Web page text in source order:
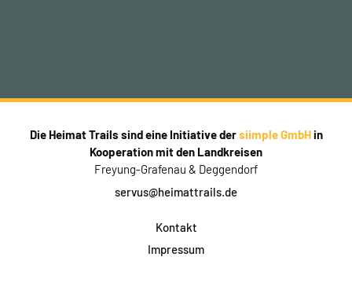
Die Heimat Trails sind eine Initiative dersiimple GmbHin
Kooperation mit den Landkreisen
Freyung-Grafenau & Deggendorf
servus@heimattrails.de
Kontakt
Impressum